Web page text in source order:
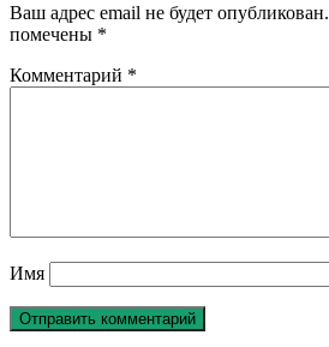
Ваш адрес email не будет опубликован.
помечены *
Комментарий *
Имя